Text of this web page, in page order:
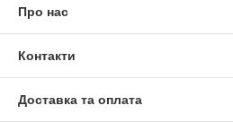
Про нас
Контакти
Доставка та оплата